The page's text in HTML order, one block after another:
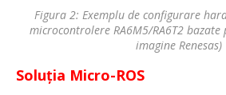
Figura 2: Exemplu de configurare
microcontrolere RA6M5/RA6T2 bazate
imagine Renesas)
Soluția Micro-ROS